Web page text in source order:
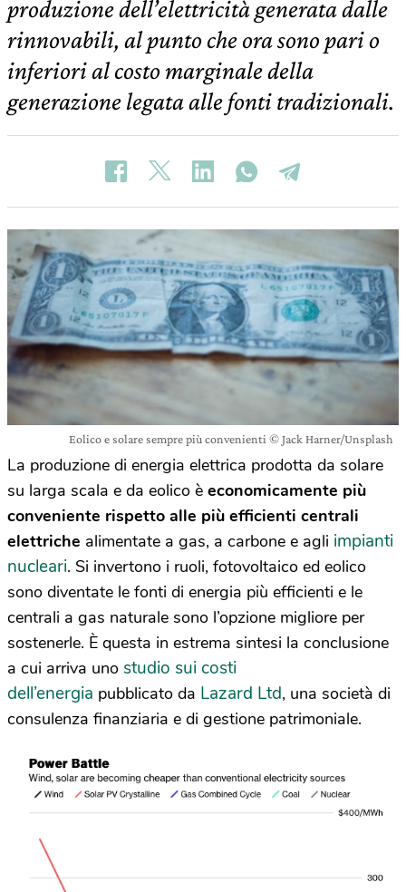
produzione dell’elettricità generata dalle
rinnovabili, al punto che ora sono pari o
inferiori al costo marginale della
generazione legata alle fonti tradizionali.
Eolico e solare sempre più convenienti © Jack Harner/Unsplash
La produzione di energia elettrica prodotta da solare
su larga scala e da eolico è economicamente più
conveniente rispetto alle più efficienti centrali
elettriche alimentate a gas, a carbone e agli impianti
nucleari. Si invertono i ruoli, fotovoltaico ed eolico
sono diventate le fonti di energia più efficienti e le
centrali a gas naturale sono l’opzione migliore per
sostenerle. È questa in estrema sintesi la conclusione
a cui arriva uno studio sui costi
dell’energia pubblicato da Lazard Ltd, una società di
consulenza finanziaria e di gestione patrimoniale.